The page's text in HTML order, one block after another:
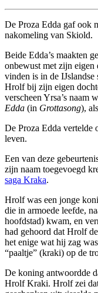
De Proza Edda gaf ook
nakomeling van Skiold.
Beide Edda’s maakten
onbewust met zijn
vinden is in de IJslandse
Hrolf bij zijn eigen
verscheen Yrsa’s naam
Edda (in Grottasong),
De Proza Edda vertelde
leven.
Een van deze
zijn naam toegevoegd
saga Kraka.
Hrolf was een jonge
die in armoede leefde,
hoofdstad) kwam, en
had gehoord dat Hrolf
het enige wat hij zag
“paaltje” (kraki) op de
De koning antwoordde
Hrolf Kraki. Hrolf zei